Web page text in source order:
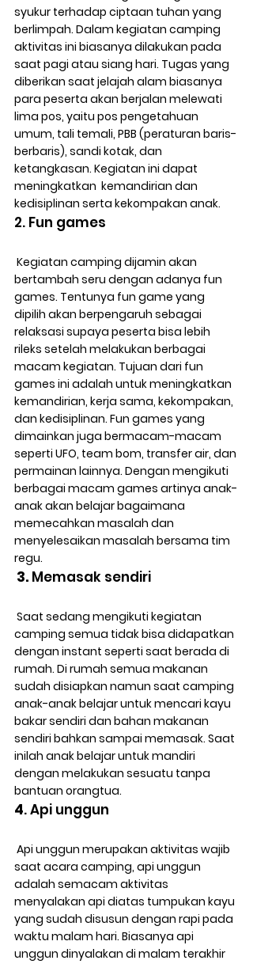
syukur terhadap ciptaan tuhan yang
berlimpah. Dalam kegiatan camping
aktivitas ini biasanya dilakukan pada
saat pagi atau siang hari. Tugas yang
diberikan saat jelajah alam biasanya
para peserta akan berjalan melewati
lima pos, yaitu pos pengetahuan
umum, tali temali, PBB (peraturan baris-
berbaris), sandi kotak, dan
ketangkasan. Kegiatan ini dapat
meningkatkan  kemandirian dan
kedisiplinan serta kekompakan anak.
2. Fun games
bertambah seru dengan adanya fun
games. Tentunya fun game yang
dipilih akan berpengaruh sebagai
relaksasi supaya peserta bisa lebih
rileks setelah melakukan berbagai
macam kegiatan. Tujuan dari fun
games ini adalah untuk meningkatkan
kemandirian, kerja sama, kekompakan,
dan kedisiplinan. Fun games yang
dimainkan juga bermacam-macam
seperti UFO, team bom, transfer air, dan
permainan lainnya. Dengan mengikuti
berbagai macam games artinya anak-
anak akan belajar bagaimana
memecahkan masalah dan
menyelesaikan masalah bersama tim
regu.
3. Memasak sendiri
camping semua tidak bisa didapatkan
dengan instant seperti saat berada di
rumah. Di rumah semua makanan
sudah disiapkan namun saat camping
anak-anak belajar untuk mencari kayu
bakar sendiri dan bahan makanan
sendiri bahkan sampai memasak. Saat
inilah anak belajar untuk mandiri
dengan melakukan sesuatu tanpa
bantuan orangtua.
4. Api unggun
saat acara camping, api unggun
adalah semacam aktivitas
menyalakan api diatas tumpukan kayu
yang sudah disusun dengan rapi pada
waktu malam hari. Biasanya api
unggun dinyalakan di malam terakhir